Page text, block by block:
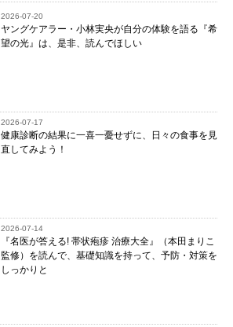
2026-07-20
ヤングケアラー・小林実央が自分の体験を語る『希
望の光』は、是非、読んでほしい
2026-07-17
健康診断の結果に一喜一憂せずに、日々の食事を見
直してみよう！
2026-07-14
『名医が答える! 帯状疱疹 治療大全』（本田まりこ
監修）を読んで、基礎知識を持って、予防・対策を
しっかりと